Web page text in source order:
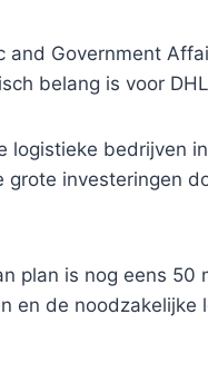
and Government
belang is voor
logistieke bedrijven
investeringen
plan is nog eens 50
en de noodzakelijke